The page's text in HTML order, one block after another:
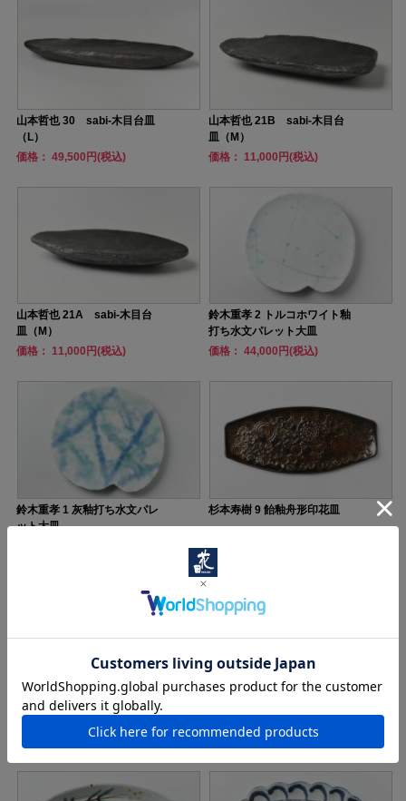
山本哲也 30 sabi-木目台皿
（L）
価格： 49,500円(税込)
山本哲也 21B sabi-木目台
皿（M）
価格： 11,000円(税込)
山本哲也 21A sabi-木目台
皿（M）
価格： 11,000円(税込)
鈴木重孝 2 トルコホワイト釉
打ち水文パレット大皿
価格： 44,000円(税込)
鈴木重孝 1 灰釉打ち水文パレ
ット大皿
杉本寿樹 9 飴釉舟形印花皿
価格： 4,840円(税込)
鈴木重孝 19 トルコホワイト
釉打水文パレット大皿
価格： 7,260円(税込)